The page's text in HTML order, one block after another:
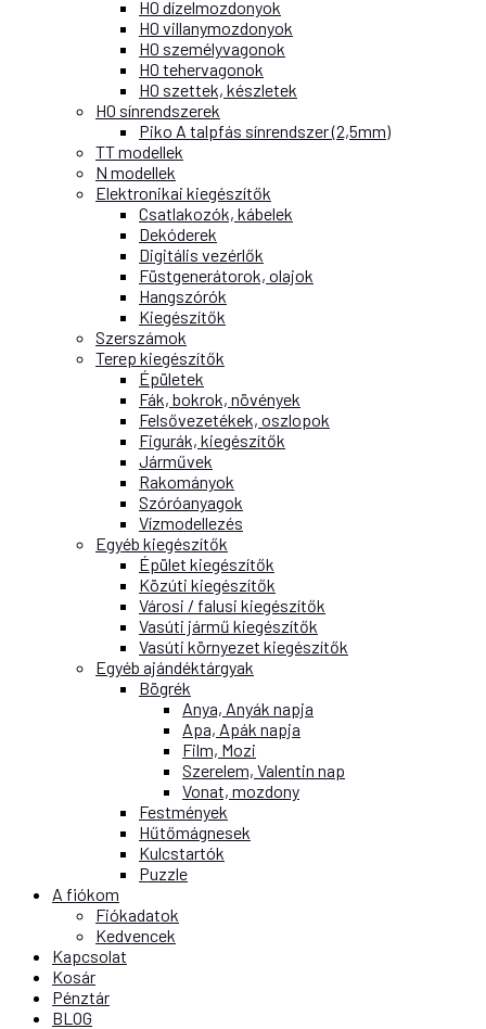
H0 dízelmozdonyok
H0 villanymozdonyok
H0 személyvagonok
H0 tehervagonok
H0 szettek, készletek
H0 sínrendszerek
Piko A talpfás sínrendszer (2,5mm)
TT modellek
N modellek
Elektronikai kiegészítők
Csatlakozók, kábelek
Dekóderek
Digitális vezérlők
Füstgenerátorok, olajok
Hangszórók
Kiegészítők
Szerszámok
Terep kiegészítők
Épületek
Fák, bokrok, növények
Felsővezetékek, oszlopok
Figurák, kiegészítők
Járművek
Rakományok
Szóróanyagok
Vízmodellezés
Egyéb kiegészítők
Épület kiegészítők
Közúti kiegészítők
Városi / falusi kiegészítők
Vasúti jármű kiegészítők
Vasúti környezet kiegészítők
Egyéb ajándéktárgyak
Bögrék
Anya, Anyák napja
Apa, Apák napja
Film, Mozi
Szerelem, Valentin nap
Vonat, mozdony
Festmények
Hűtőmágnesek
Kulcstartók
Puzzle
A fiókom
Fiókadatok
Kedvencek
Kapcsolat
Kosár
Pénztár
BLOG